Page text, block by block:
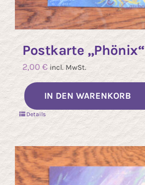
Postkarte „Phönix“
2,00 € incl. MwSt.
IN DEN WARENKORB
Details